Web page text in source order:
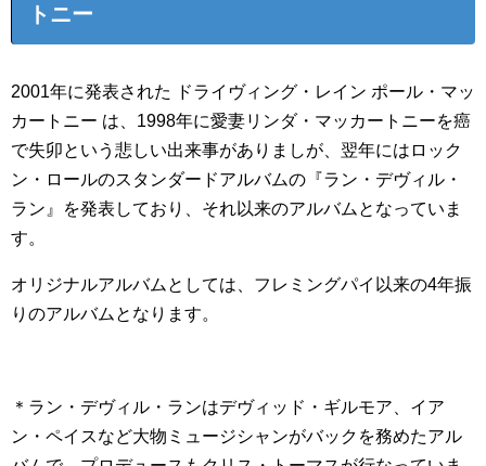
トニー
2001年に発表された ドライヴィング・レイン ポール・マッ
カートニー は、1998年に愛妻リンダ・マッカートニーを癌
で失卯という悲しい出来事がありましが、翌年にはロック
ン・ロールのスタンダードアルバムの『ラン・デヴィル・
ラン』を発表しており、それ以来のアルバムとなっていま
す。
オリジナルアルバムとしては、フレミングパイ以来の4年振
りのアルバムとなります。
＊ラン・デヴィル・ランはデヴィッド・ギルモア、イア
ン・ペイスなど大物ミュージシャンがバックを務めたアル